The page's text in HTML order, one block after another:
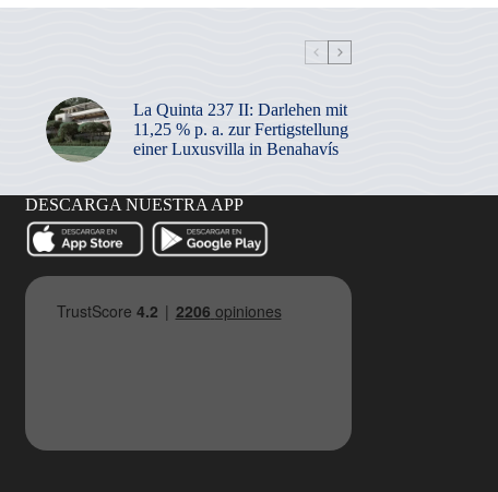
La Quinta 237 II: Darlehen mit
11,25 % p. a. zur Fertigstellung
einer Luxusvilla in Benahavís
DESCARGA NUESTRA APP